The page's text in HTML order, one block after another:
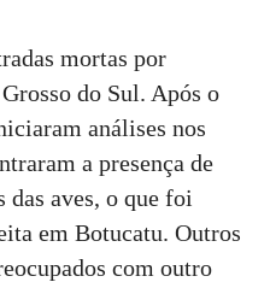
mortas por
do Sul. Após o
análises nos
a presença de
aves, o que foi
em Botucatu. Outros
com outro